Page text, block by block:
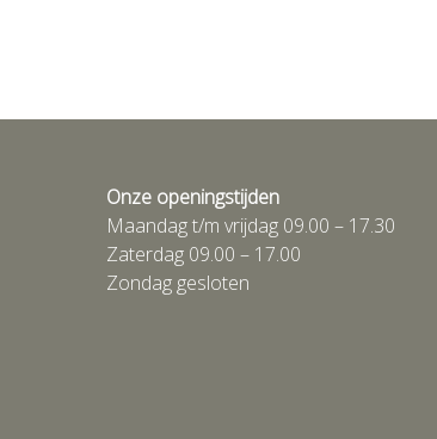
Onze openingstijden
Maandag t/m vrijdag 09.00 – 17.30
Zaterdag 09.00 – 17.00
Zondag gesloten